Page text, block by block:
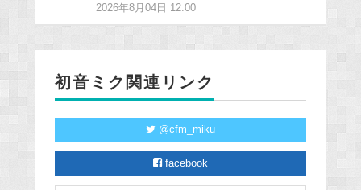
2026年8月04日 12:00
初音ミク関連リンク
@cfm_miku
facebook